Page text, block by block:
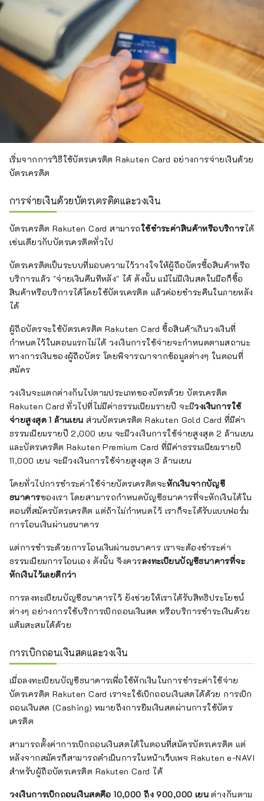
เริ่มจากการวิธีใช้บัตรเครดิต Rakuten Card อย่างการจ่ายเงินด้วย
บัตรเครดิต
การจ่ายเงินด้วยบัตรเครดิตและวงเงิน
บัตรเครดิต Rakuten Card สามารถใช้ชำระค่าสินค้าหรือบริการได้
เช่นเดียวกับบัตรเครดิตทั่วไป
บัตรเครดิตเป็นระบบที่มอบความไว้วางใจให้ผู้ถือบัตรซื้อสินค้าหรือ
บริการแล้ว "จ่ายเงินคืนทีหลัง" ได้ ดังนั้น แม้ไม่มีเงินสดในมือก็ซื้อ
สินค้าหรือบริการได้โดยใช้บัตรเครดิต แล้วค่อยชำระคืนในภายหลัง
ได้
ผู้ถือบัตรจะใช้บัตรเครดิต Rakuten Card ซื้อสินค้าเกินวงเงินที่
กำหนดไว้ในตอนแรกไม่ได้ วงเงินการใช้จ่ายจะกำหนดตามสถานะ
ทางการเงินของผู้ถือบัตร โดยพิจารณาจากข้อมูลต่างๆ ในตอนที่
สมัคร
วงเงินจะแตกต่างกันไปตามประเภทของบัตรด้วย บัตรเครดิต
Rakuten Card ทั่วไปที่ไม่มีค่าธรรมเนียมรายปี จะมีวงเงินการใช้
จ่ายสูงสุด 1 ล้านเยน ส่วนบัตรเครดิต Rakuten Gold Card ที่มีค่า
ธรรมเนียมรายปี 2,000 เยน จะมีวงเงินการใช้จ่ายสูงสุด 2 ล้านเยน
และบัตรเครดิต Rakuten Premium Card ที่มีค่าธรรมเนียมรายปี
11,000 เยน จะมีวงเงินการใช้จ่ายสูงสุด 3 ล้านเยน
โดยทั่วไปการชำระค่าใช้จ่ายบัตรเครดิตจะหักเงินจากบัญชี
ธนาคารของเรา โดยสามารถกำหนดบัญชีธนาคารที่จะหักเงินได้ใน
ตอนที่สมัครบัตรเครดิต แต่ถ้าไม่กำหนดไว้ เราก็จะได้รับแบบฟอร์ม
การโอนเงินผ่านธนาคาร
แต่การชำระด้วยการโอนเงินผ่านธนาคาร เราจะต้องชำระค่า
ธรรมเนียมการโอนเอง ดังนั้น จึงควรลงทะเบียนบัญชีธนาคารที่จะ
หักเงินไว้เลยดีกว่า
การลงทะเบียนบัญชีธนาคารไว้ ยังช่วยให้เราได้รับสิทธิประโยชน์
ต่างๆ อย่างการใช้บริการเบิกถอนเงินสด หรือบริการชำระเงินด้วย
แต้มสะสมได้ด้วย
การเบิกถอนเงินสดและวงเงิน
เมื่อลงทะเบียนบัญชีธนาคารเพื่อใช้หักเงินในการชำระค่าใช้จ่าย
บัตรเครดิต Rakuten Card เราจะใช้เบิกถอนเงินสดได้ด้วย การเบิก
ถอนเงินสด (Cashing) หมายถึงการยืมเงินสดผ่านการใช้บัตร
เครดิต
สามารถตั้งค่าการเบิกถอนเงินสดได้ในตอนที่สมัครบัตรเครดิต แต่
หลังจากสมัครก็สามารถดำเนินการในหน้าเว็บเพจ Rakuten e-NAVI
สำหรับผู้ถือบัตรเครดิต Rakuten Card ได้
วงเงินการเบิกถอนเงินสดคือ 10,000 ถึง 900,000 เยน ต่างกันตาม